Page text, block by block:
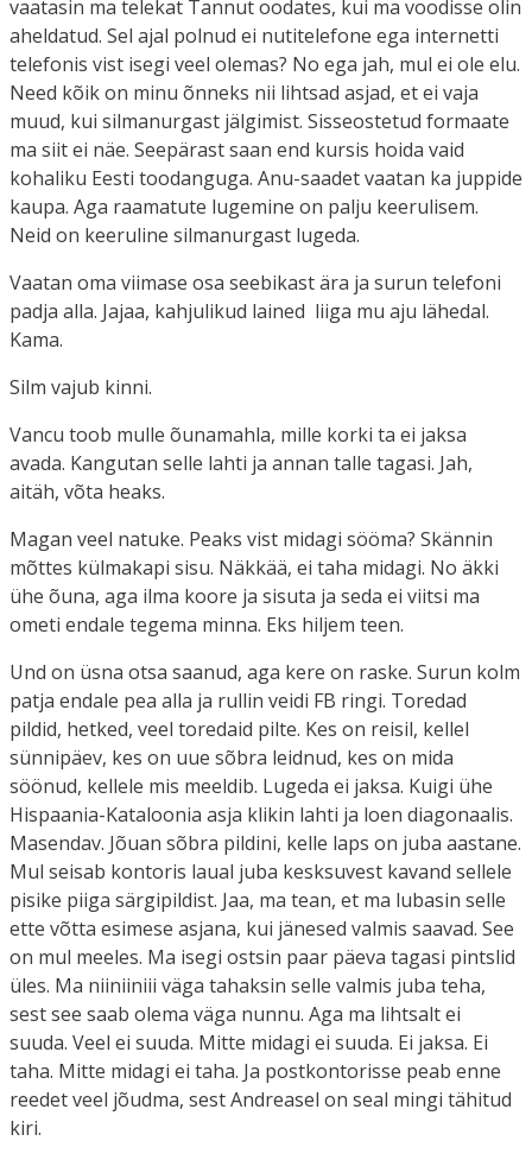
vaatasin ma telekat Tannut oodates, kui ma voodisse olin
aheldatud. Sel ajal polnud ei nutitelefone ega internetti
telefonis vist isegi veel olemas? No ega jah, mul ei ole elu.
Need kõik on minu õnneks nii lihtsad asjad, et ei vaja
muud, kui silmanurgast jälgimist. Sisseostetud formaate
ma siit ei näe. Seepärast saan end kursis hoida vaid
kohaliku Eesti toodanguga. Anu-saadet vaatan ka juppide
kaupa. Aga raamatute lugemine on palju keerulisem.
Neid on keeruline silmanurgast lugeda.
Vaatan oma viimase osa seebikast ära ja surun telefoni
padja alla. Jajaa, kahjulikud lained liiga mu aju lähedal.
Kama.
Silm vajub kinni.
Vancu toob mulle õunamahla, mille korki ta ei jaksa
avada. Kangutan selle lahti ja annan talle tagasi. Jah,
aitäh, võta heaks.
Magan veel natuke. Peaks vist midagi sööma? Skännin
mõttes külmakapi sisu. Näkkää, ei taha midagi. No äkki
ühe õuna, aga ilma koore ja sisuta ja seda ei viitsi ma
ometi endale tegema minna. Eks hiljem teen.
Und on üsna otsa saanud, aga kere on raske. Surun kolm
patja endale pea alla ja rullin veidi FB ringi. Toredad
pildid, hetked, veel toredaid pilte. Kes on reisil, kellel
sünnipäev, kes on uue sõbra leidnud, kes on mida
söönud, kellele mis meeldib. Lugeda ei jaksa. Kuigi ühe
Hispaania-Kataloonia asja klikin lahti ja loen diagonaalis.
Masendav. Jõuan sõbra pildini, kelle laps on juba aastane.
Mul seisab kontoris laual juba kesksuvest kavand sellele
pisike piiga särgipildist. Jaa, ma tean, et ma lubasin selle
ette võtta esimese asjana, kui jänesed valmis saavad. See
on mul meeles. Ma isegi ostsin paar päeva tagasi pintslid
üles. Ma niiniiniii väga tahaksin selle valmis juba teha,
sest see saab olema väga nunnu. Aga ma lihtsalt ei
suuda. Veel ei suuda. Mitte midagi ei suuda. Ei jaksa. Ei
taha. Mitte midagi ei taha. Ja postkontorisse peab enne
reedet veel jõudma, sest Andreasel on seal mingi tähitud
kiri.